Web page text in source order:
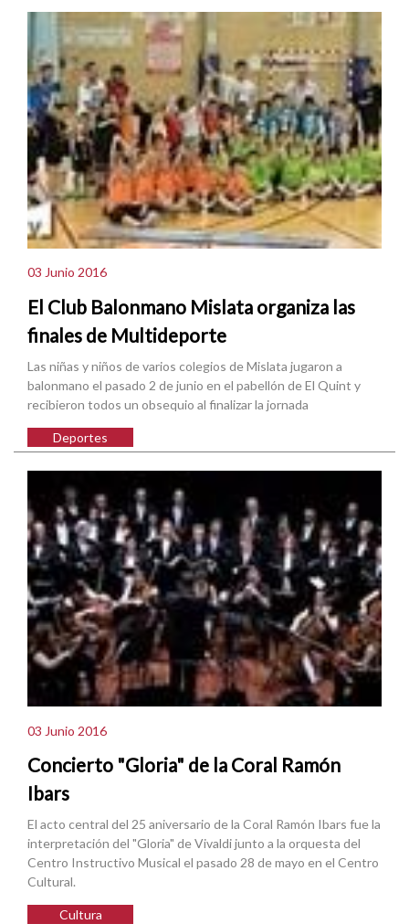
03 Junio 2016
El Club Balonmano Mislata organiza las
finales de Multideporte
Las niñas y niños de varios colegios de Mislata jugaron a
balonmano el pasado 2 de junio en el pabellón de El Quint y
recibieron todos un obsequio al finalizar la jornada
Deportes
03 Junio 2016
Concierto "Gloria" de la Coral Ramón
Ibars
El acto central del 25 aniversario de la Coral Ramón Ibars fue la
interpretación del "Gloria" de Vivaldi junto a la orquesta del
Centro Instructivo Musical el pasado 28 de mayo en el Centro
Cultural.
Cultura